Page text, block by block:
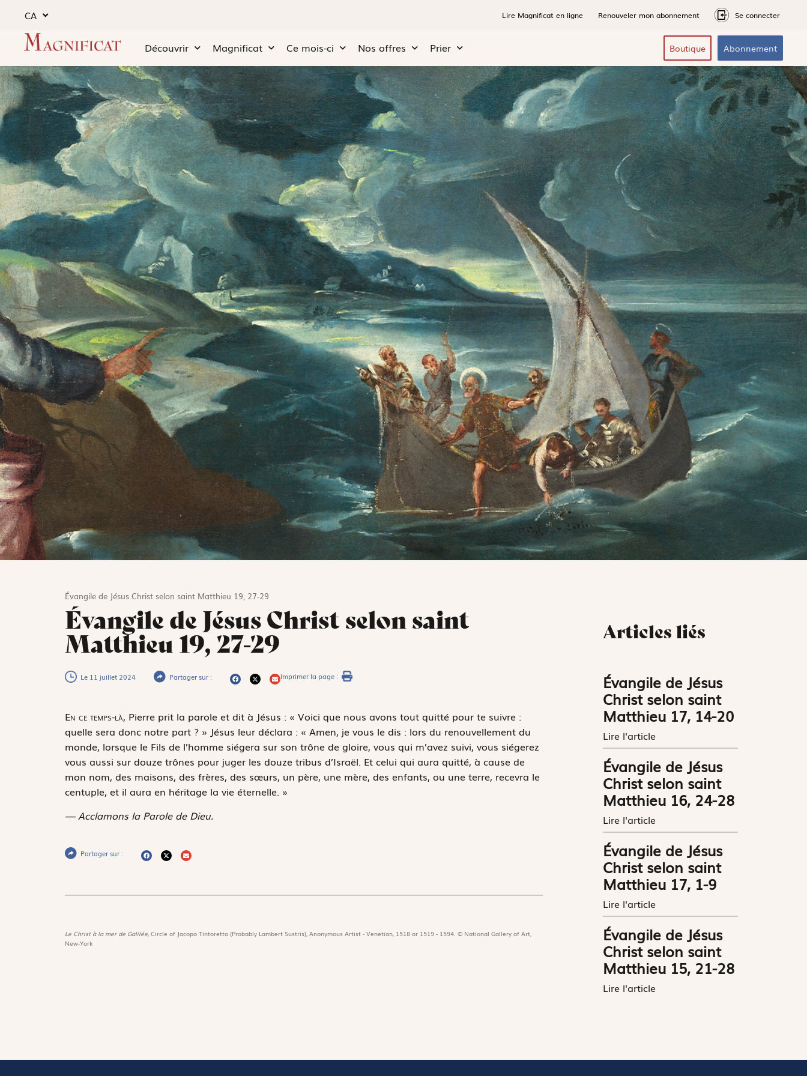
CA Lire Magnificat en ligne Renouveler mon abonnement Se connecter
Découvrir Magnificat Ce mois-ci Nos offres Prier Boutique Abonnement
Évangile de Jésus Christ selon saint Matthieu 19, 27-29
Évangile de Jésus Christ selon saint
Matthieu 19, 27-29
Le 11 juillet 2024 Partager sur : Imprimer la page :
En ce temps-là, Pierre prit la parole et dit à Jésus : « Voici que nous avons tout quitté pour te suivre :
quelle sera donc notre part ? » Jésus leur déclara : « Amen, je vous le dis : lors du renouvellement du
monde, lorsque le Fils de l’homme siégera sur son trône de gloire, vous qui m’avez suivi, vous siégerez
vous aussi sur douze trônes pour juger les douze tribus d’Israël. Et celui qui aura quitté, à cause de
mon nom, des maisons, des frères, des sœurs, un père, une mère, des enfants, ou une terre, recevra le
centuple, et il aura en héritage la vie éternelle. »
— Acclamons la Parole de Dieu.
Partager sur :
Le Christ à la mer de Galilée, Circle of Jacopo Tintoretto (Probably Lambert Sustris), Anonymous Artist - Venetian, 1518 or 1519 - 1594. © National Gallery of Art,
New-York
Articles liés
Évangile de Jésus
Christ selon saint
Matthieu 17, 14-20
Lire l'article
Évangile de Jésus
Christ selon saint
Matthieu 16, 24-28
Lire l'article
Évangile de Jésus
Christ selon saint
Matthieu 17, 1-9
Lire l'article
Évangile de Jésus
Christ selon saint
Matthieu 15, 21-28
Lire l'article